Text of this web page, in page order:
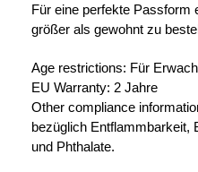
Für eine perfekte Passform
größer als gewohnt zu
Age restrictions: Für
EU Warranty: 2 Jahre
Other compliance
bezüglich Entflammbarkeit,
und Phthalate.